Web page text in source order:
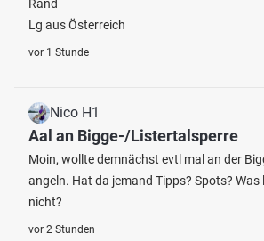
Rand
Lg aus Österreich
vor 1 Stunde
Nico H1
Aal an Bigge-/Listertalsperre
Moin, wollte demnächst evtl mal an der
angeln. Hat da jemand Tipps? Spots?
nicht?
vor 2 Stunden